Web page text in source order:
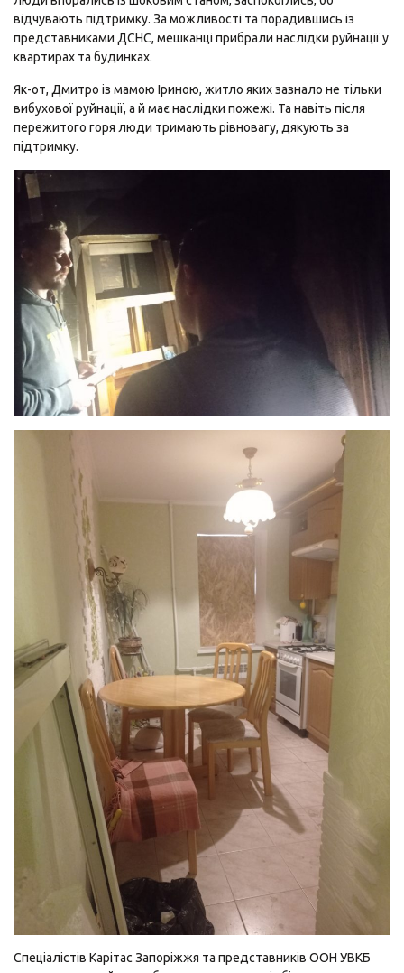
відчувають підтримку. За можливості та порадившись із
представниками ДСНС, мешканці прибрали наслідки руйнації у
квартирах та будинках.
Як-от, Дмитро із мамою Іриною, житло яких зазнало не тільки
вибухової руйнації, а й має наслідки пожежі. Та навіть після
пережитого горя люди тримають рівновагу, дякують за
підтримку.
Спеціалістів Карітас Запоріжжя та представників ООН УВКБ